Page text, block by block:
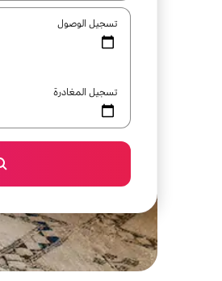
تسجيل الوصول
تسجيل المغادرة